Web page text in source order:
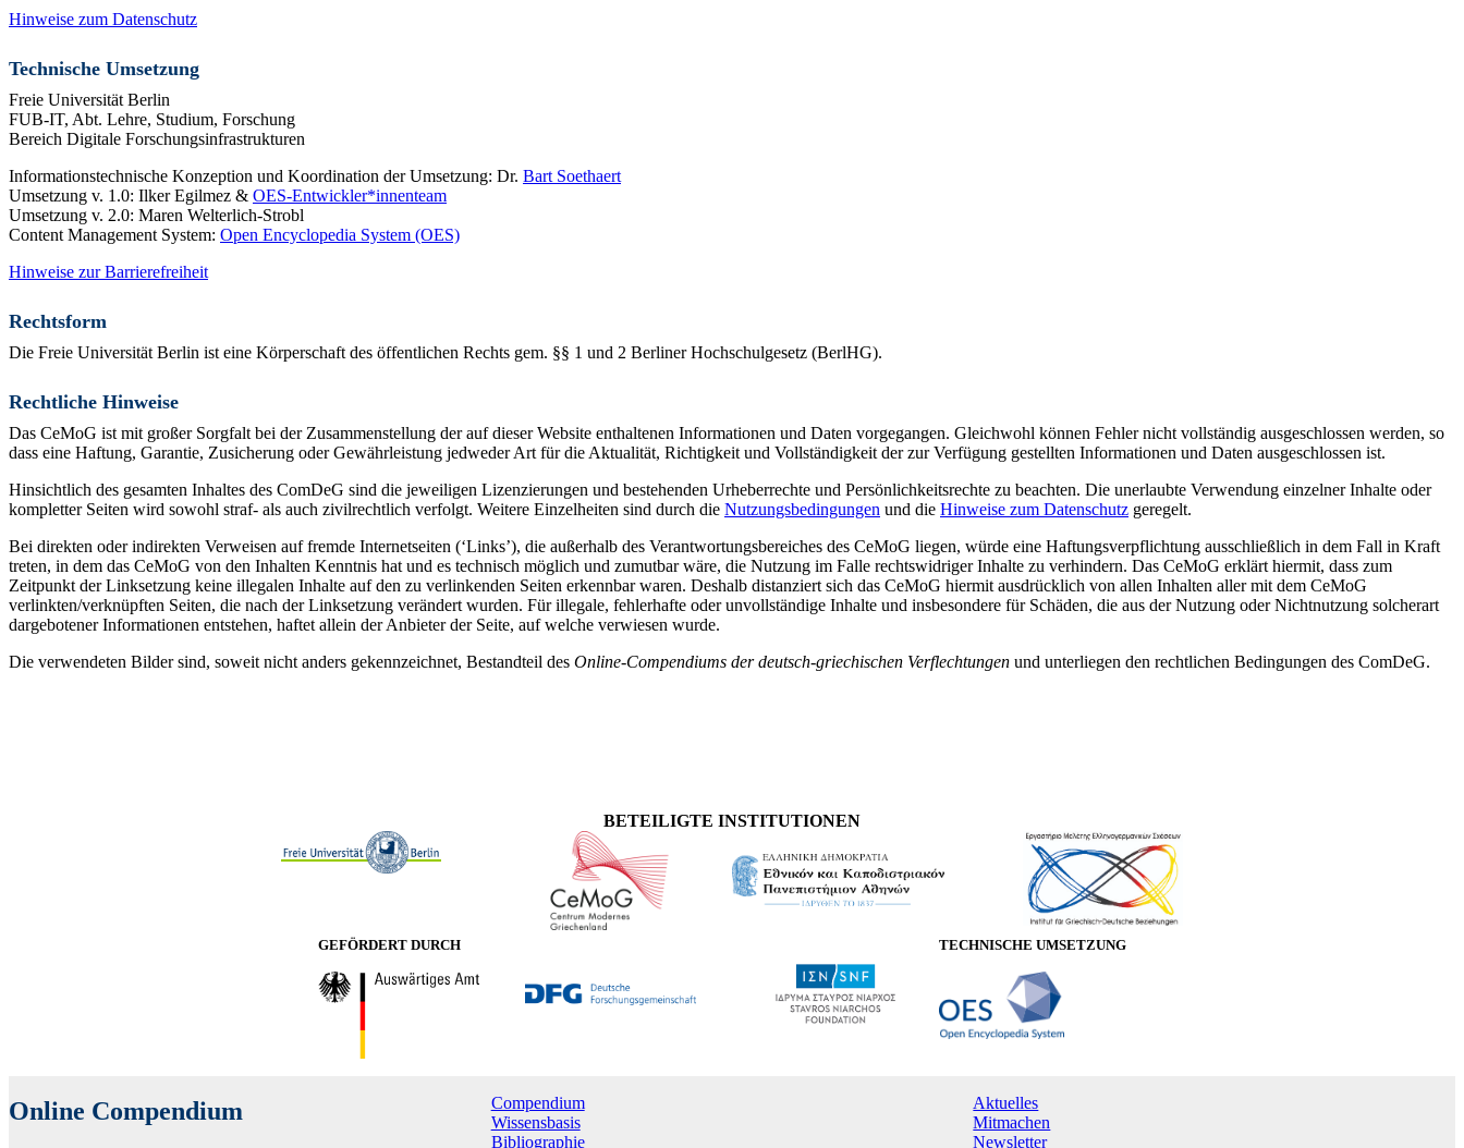
Hinweise zum Datenschutz
Technische Umsetzung
Freie Universität Berlin
FUB-IT, Abt. Lehre, Studium, Forschung
Bereich Digitale Forschungsinfrastrukturen
Informationstechnische Konzeption und Koordination der Umsetzung: Dr. Bart Soethaert
Umsetzung v. 1.0: Ilker Egilmez & OES-Entwickler*innenteam
Umsetzung v. 2.0: Maren Welterlich-Strobl
Content Management System: Open Encyclopedia System (OES)
Hinweise zur Barrierefreiheit
Rechtsform
Die Freie Universität Berlin ist eine Körperschaft des öffentlichen Rechts gem. §§ 1 und 2 Berliner Hochschulgesetz (BerlHG).
Rechtliche Hinweise
Das CeMoG ist mit großer Sorgfalt bei der Zusammenstellung der auf dieser Website enthaltenen Informationen und Daten vorgegangen. Gleichwohl können Fehler nicht vollständig ausgeschlossen werden, so
dass eine Haftung, Garantie, Zusicherung oder Gewährleistung jedweder Art für die Aktualität, Richtigkeit und Vollständigkeit der zur Verfügung gestellten Informationen und Daten ausgeschlossen ist.
Hinsichtlich des gesamten Inhaltes des ComDeG sind die jeweiligen Lizenzierungen und bestehenden Urheberrechte und Persönlichkeitsrechte zu beachten. Die unerlaubte Verwendung einzelner Inhalte oder
kompletter Seiten wird sowohl straf- als auch zivilrechtlich verfolgt. Weitere Einzelheiten sind durch die Nutzungsbedingungen und die Hinweise zum Datenschutz geregelt.
Bei direkten oder indirekten Verweisen auf fremde Internetseiten (‘Links’), die außerhalb des Verantwortungsbereiches des CeMoG liegen, würde eine Haftungsverpflichtung ausschließlich in dem Fall in Kraft
treten, in dem das CeMoG von den Inhalten Kenntnis hat und es technisch möglich und zumutbar wäre, die Nutzung im Falle rechtswidriger Inhalte zu verhindern. Das CeMoG erklärt hiermit, dass zum
Zeitpunkt der Linksetzung keine illegalen Inhalte auf den zu verlinkenden Seiten erkennbar waren. Deshalb distanziert sich das CeMoG hiermit ausdrücklich von allen Inhalten aller mit dem CeMoG
verlinkten/verknüpften Seiten, die nach der Linksetzung verändert wurden. Für illegale, fehlerhafte oder unvollständige Inhalte und insbesondere für Schäden, die aus der Nutzung oder Nichtnutzung solcherart
dargebotener Informationen entstehen, haftet allein der Anbieter der Seite, auf welche verwiesen wurde.
Die verwendeten Bilder sind, soweit nicht anders gekennzeichnet, Bestandteil des Online-Compendiums der deutsch-griechischen Verflechtungen und unterliegen den rechtlichen Bedingungen des ComDeG.
BETEILIGTE INSTITUTIONEN
GEFÖRDERT DURCH TECHNISCHE UMSETZUNG
Online Compendium
Compendium
Wissensbasis
Bibliographie
Aktuelles
Mitmachen
Newsletter